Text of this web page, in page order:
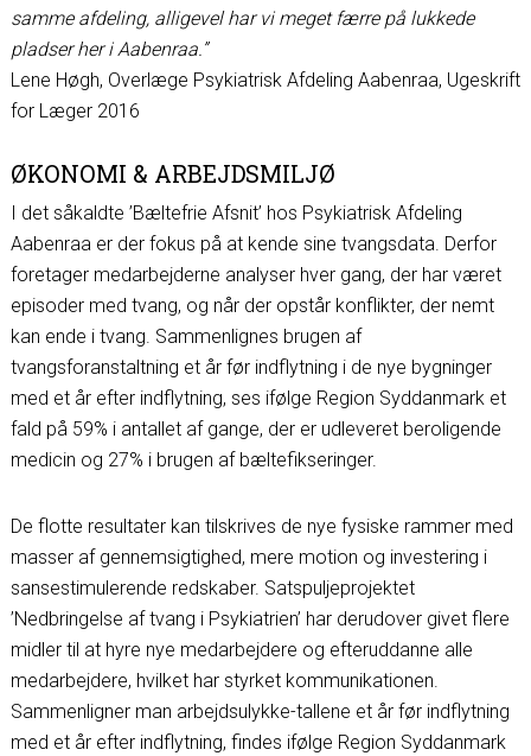
samme afdeling, alligevel har vi meget færre på lukkede
pladser her i Aabenraa.”
Lene Høgh, Overlæge Psykiatrisk Afdeling Aabenraa, Ugeskrift
for Læger 2016
ØKONOMI & ARBEJDSMILJØ
I det såkaldte ’Bæltefrie Afsnit’ hos Psykiatrisk Afdeling
Aabenraa er der fokus på at kende sine tvangsdata. Derfor
foretager medarbejderne analyser hver gang, der har været
episoder med tvang, og når der opstår konflikter, der nemt
kan ende i tvang. Sammenlignes brugen af
tvangsforanstaltning et år før indflytning i de nye bygninger
med et år efter indflytning, ses ifølge Region Syddanmark et
fald på 59% i antallet af gange, der er udleveret beroligende
medicin og 27% i brugen af bæltefikseringer.
De flotte resultater kan tilskrives de nye fysiske rammer med
masser af gennemsigtighed, mere motion og investering i
sansestimulerende redskaber. Satspuljeprojektet
’Nedbringelse af tvang i Psykiatrien’ har derudover givet flere
midler til at hyre nye medarbejdere og efteruddanne alle
medarbejdere, hvilket har styrket kommunikationen.
Sammenligner man arbejdsulykke-tallene et år før indflytning
med et år efter indflytning, findes ifølge Region Syddanmark